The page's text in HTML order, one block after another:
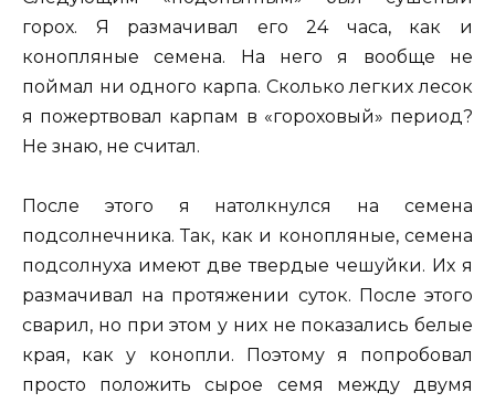
горох. Я размачивал его 24 часа, как и
конопляные семена. На него я вообще не
поймал ни одного карпа. Сколько легких лесок
я пожертвовал карпам в «гороховый» период?
Не знаю, не считал.
После этого я натолкнулся на семена
подсолнечника. Так, как и конопляные, семена
подсолнуха имеют две твердые чешуйки. Их я
размачивал на протяжении суток. После этого
сварил, но при этом у них не показались белые
края, как у конопли. Поэтому я попробовал
просто положить сырое семя между двумя